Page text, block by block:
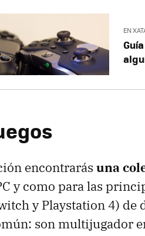
EN
encontrarás una
y como para las
y Playstation 4) de
son multijugador